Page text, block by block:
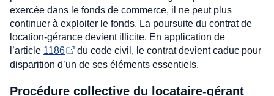
exercée dans le fonds de commerce, il ne peut plus
continuer à exploiter le fonds. La poursuite du contrat de
location-gérance devient illicite. En application de
l’article 1186
du code civil, le contrat devient caduc pour
disparition d’un de ses éléments essentiels.
Procédure collective du locataire-gérant